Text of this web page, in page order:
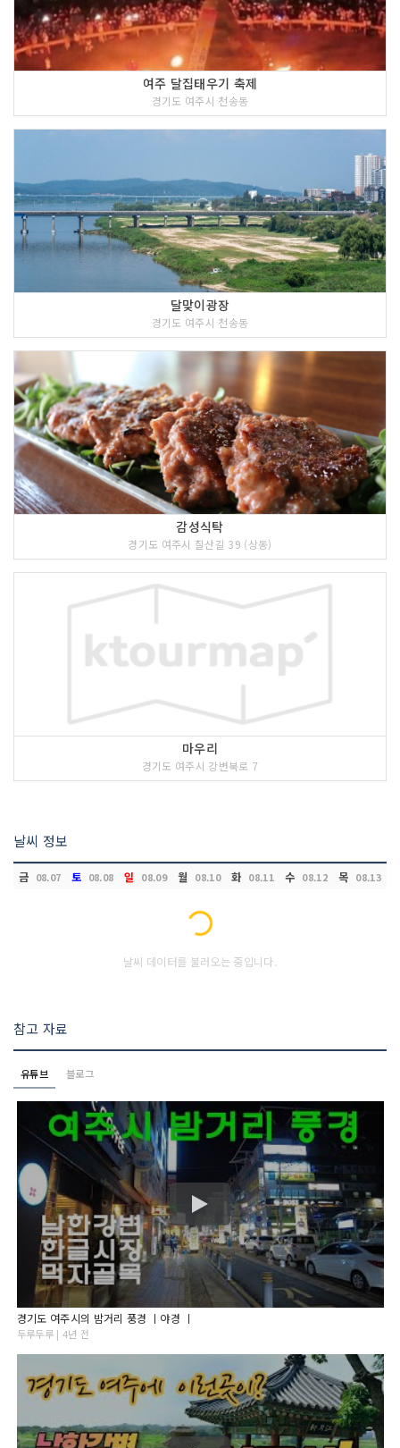
여주 달집태우기 축제
경기도 여주시 천송동
달맞이광장
경기도 여주시 천송동
감성식탁
경기도 여주시 칠산길 39 (상동)
마우리
경기도 여주시 강변북로 7
날씨 정보
금 08.07 토 08.08 일 08.09 월 08.10 화 08.11 수 08.12 목 08.13
Loading...
날씨 데이터를 불러오는 중입니다.
참고 자료
유튜브 블로그
경기도 여주시의 밤거리 풍경 ㅣ야경 ㅣ
두루두루 | 4년 전